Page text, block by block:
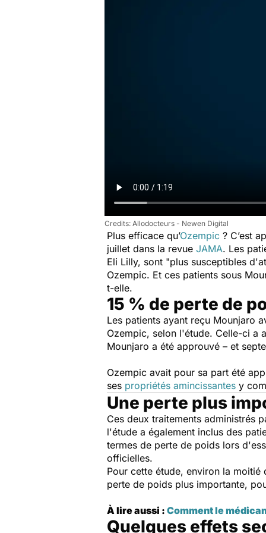
Allodocteurs - Newen Digital
Plus efficace qu’Ozempic ? C’est
juillet dans la revue JAMA. Les
Eli Lilly, sont "plus susceptibles
Ozempic. Et ces patients sous
t-elle.
15 % de perte de
Les patients ayant reçu Mounjaro
Ozempic, selon l'étude. Celle-ci a
Mounjaro a été approuvé – et
Ozempic avait pour sa part été
ses propriétés amincissantes y
Une perte plus
Ces deux traitements administrés
l'étude a également inclus des
termes de perte de poids lors
officielles.
Pour cette étude, environ la
perte de poids plus importante,
À lire aussi : Comment le
Quelques effets